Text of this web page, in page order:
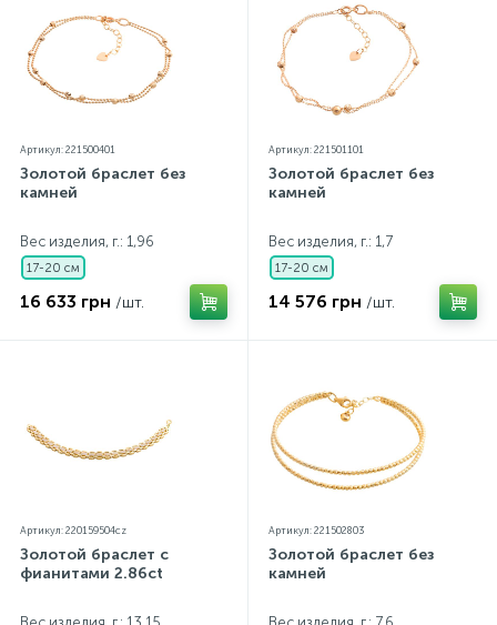
Артикул: 221500401
Золотой браслет без
камней
Вес изделия, г.: 1,96
17-20 см
16 633 грн /шт.
Артикул: 221501101
Золотой браслет без
камней
Вес изделия, г.: 1,7
17-20 см
14 576 грн /шт.
Артикул: 220159504cz
Золотой браслет с
фианитами 2.86ct
Артикул: 221502803
Золотой браслет без
камней